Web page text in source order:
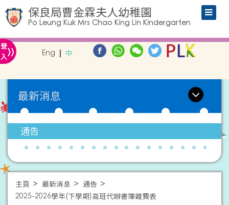
保良局曹金霖夫人幼稚園
Po Leung Kuk Mrs Chao King Lin Kindergarten
登
入» Eng 中
最新消息
通告
主頁 最新消息
通告
2025-2026學年(下學期)高班代辦書簿雜費表